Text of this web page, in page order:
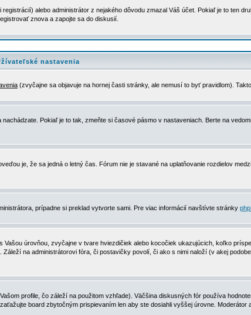
alebo administrátor z nejakého dôvodu zmazal Váš účet. Pokiaľ je to ten
znova a zapojte sa do diskusií.
nastavenia
(zvyčajne sa objavuje na hornej časti stránky, ale nemusí to byť pravidlom).
Pokiaľ je to tak, zmeňte si časové pásmo v nastaveniach. Berte na
je, že sa jedná o letný čas. Fórum nie je stavané na uplatňovanie rozdielov
prípadne si preklad vytvorte sami. Pre viac informácií navštívte stránky
úrovňou, zvyčajne v tvare hviezdičiek alebo kocočiek ukazujúcich, koľko
na administrátorovi fóra, či postavičky povolí, či ako s nimi naloží (v akej
profile, čo záleží na použitom vzhľade). Väčšina diskusných fór používa
board zbytočným prispievaním len aby ste dosiahli vyššej úrovne. Moderátor